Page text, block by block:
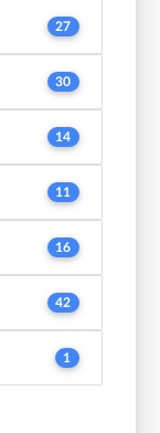
27
30
14
11
16
42
1